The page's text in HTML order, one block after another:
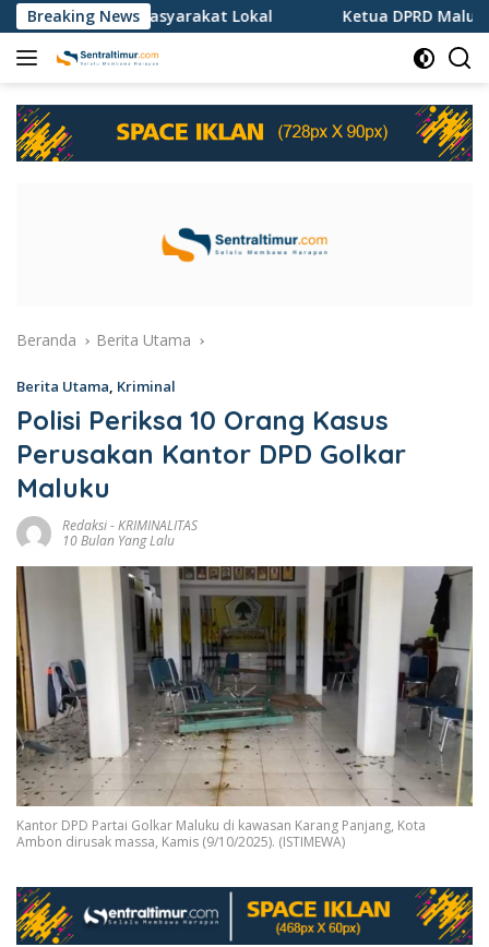
Langsung
ke
konten
Breaking News
Libatkan Masyarakat Lokal Ketua DPRD Maluku
Beranda Berita Utama
Berita Utama, Kriminal
Polisi Periksa 10 Orang Kasus
Perusakan Kantor DPD Golkar
Maluku
Redaksi-KRIMINALITAS
10 Bulan Yang Lalu
Kantor DPD Partai Golkar Maluku di kawasan Karang Panjang, Kota
Ambon dirusak massa, Kamis (9/10/2025). (ISTIMEWA)